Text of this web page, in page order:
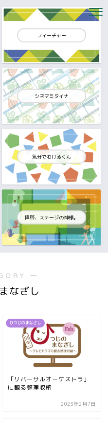
フィーチャー
シネマミタイナ
気分でわけるくん
拝啓、ステージの神様。
―
なざし
ひつじのまなざし
「リバーサルオーケストラ」
に観る整理収納
2023年2月7日